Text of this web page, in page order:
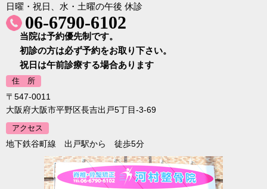
日曜・祝日、水・土曜の午後 休診
06-6790-6102
当院は予約優先制です。
初診の方は必ず予約をお取り下さい。
祝日は午前診療する場合あります
住 所
〒547-0011
大阪府大阪市平野区長吉出戸5丁目-3-69
アクセス
地下鉄谷町線 出戸駅から 徒歩5分